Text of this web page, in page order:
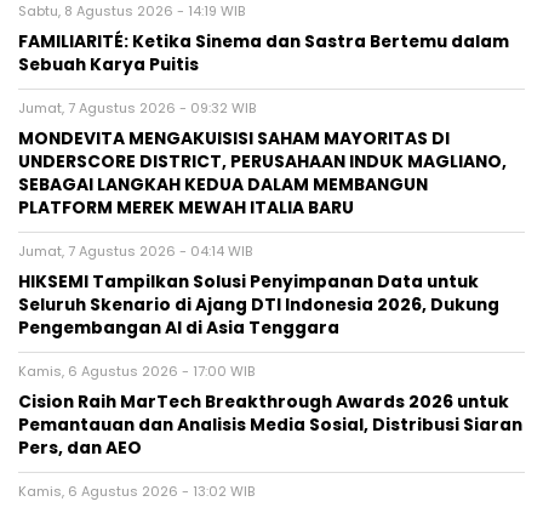
Sabtu, 8 Agustus 2026 - 14:19 WIB
FAMILIARITÉ: Ketika Sinema dan Sastra Bertemu dalam
Sebuah Karya Puitis
Jumat, 7 Agustus 2026 - 09:32 WIB
MONDEVITA MENGAKUISISI SAHAM MAYORITAS DI
UNDERSCORE DISTRICT, PERUSAHAAN INDUK MAGLIANO,
SEBAGAI LANGKAH KEDUA DALAM MEMBANGUN
PLATFORM MEREK MEWAH ITALIA BARU
Jumat, 7 Agustus 2026 - 04:14 WIB
HIKSEMI Tampilkan Solusi Penyimpanan Data untuk
Seluruh Skenario di Ajang DTI Indonesia 2026, Dukung
Pengembangan AI di Asia Tenggara
Kamis, 6 Agustus 2026 - 17:00 WIB
Cision Raih MarTech Breakthrough Awards 2026 untuk
Pemantauan dan Analisis Media Sosial, Distribusi Siaran
Pers, dan AEO
Kamis, 6 Agustus 2026 - 13:02 WIB